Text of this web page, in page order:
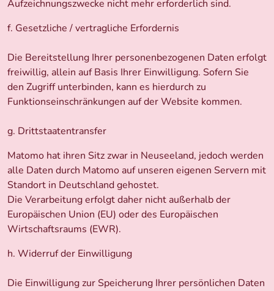
Aufzeichnungszwecke nicht mehr erforderlich sind.
f. Gesetzliche / vertragliche Erfordernis
Die Bereitstellung Ihrer personenbezogenen Daten erfolgt
freiwillig, allein auf Basis Ihrer Einwilligung. Sofern Sie
den Zugriff unterbinden, kann es hierdurch zu
Funktionseinschränkungen auf der Website kommen.
g. Drittstaatentransfer
Matomo hat ihren Sitz zwar in Neuseeland, jedoch werden
alle Daten durch Matomo auf unseren eigenen Servern mit
Standort in Deutschland gehostet.
Die Verarbeitung erfolgt daher nicht außerhalb der
Europäischen Union (EU) oder des Europäischen
Wirtschaftsraums (EWR).
h. Widerruf der Einwilligung
Die Einwilligung zur Speicherung Ihrer persönlichen Daten